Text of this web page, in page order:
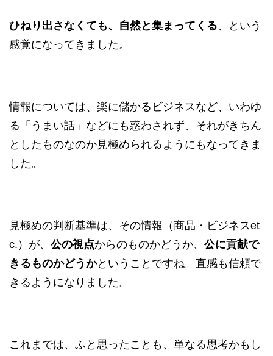
ひねり出さなくても、自然と集まってくる、という
感覚になってきました。
情報については、楽に儲かるビジネスなど、いわゆ
る「うまい話」などにも惑わされず、それがきちん
としたものなのか見極められるようにもなってきま
した。
見極めの判断基準は、その情報（商品・ビジネスet
c.）が、 公の視点からのものかどうか、 公に貢献で
きるものかどうかということですね。直感も信頼で
きるようになりました。
これまでは、ふと思ったことも、単なる思考かもし